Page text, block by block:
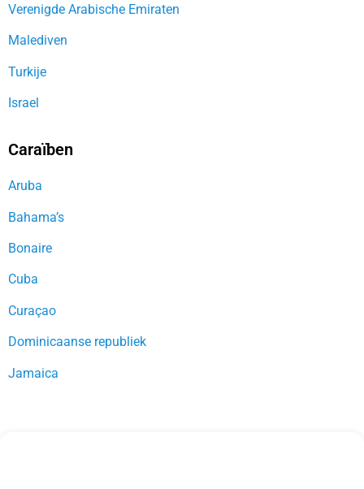
Verenigde Arabische Emiraten
Malediven
Turkije
Israel
Caraïben
Aruba
Bahama’s
Bonaire
Cuba
Curaçao
Dominicaanse republiek
Jamaica